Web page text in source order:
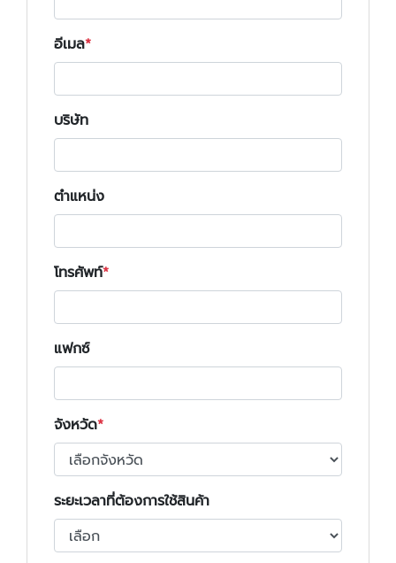
อีเมล
บริษัท
ตำแหน่ง
โทรศัพท์
แฟกซ์
จังหวัด
ระยะเวลาที่ต้องการใช้สินค้า